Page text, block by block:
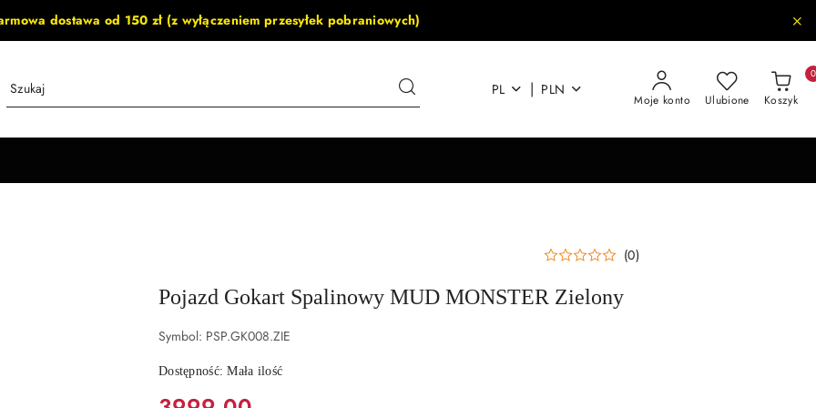
dostawa od 150 zł (z wyłączeniem przesyłek pobraniowych)
PL | PLN
Moje konto Ulubione Koszyk
0
(0)
Pojazd Gokart Spalinowy MUD MONSTER Zielony
Symbol: PSP.GK008.ZIE
Dostępność:Mała ilość